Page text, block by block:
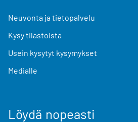
Neuvonta ja tietopalvelu
Kysy tilastoista
Usein kysytyt kysymykset
Medialle
Löydä nopeasti